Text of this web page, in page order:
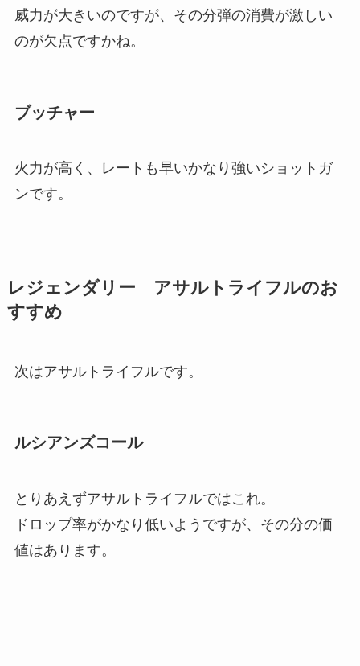
威力が大きいのですが、その分弾の消費が激しい
のが欠点ですかね。
ブッチャー
火力が高く、レートも早いかなり強いショットガ
ンです。
レジェンダリー アサルトライフルのお
すすめ
次はアサルトライフルです。
ルシアンズコール
とりあえずアサルトライフルではこれ。
ドロップ率がかなり低いようですが、その分の価
値はあります。